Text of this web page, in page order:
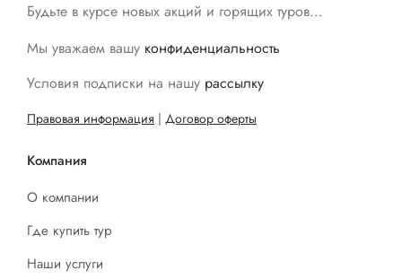
Будьте в курсе новых акций и горящих туров…
Мы уважаем вашу конфиденциальность
Условия подписки на нашу рассылку
Правовая информация | Договор оферты
Компания
О компании
Где купить тур
Наши услуги